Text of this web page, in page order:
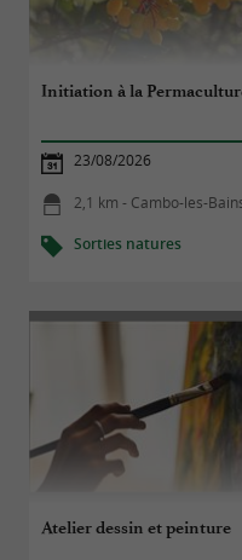
Initiation à la
23/08/2026
2,1 km - Cambo-les-
Sorties natures
Atelier dessin et peinture